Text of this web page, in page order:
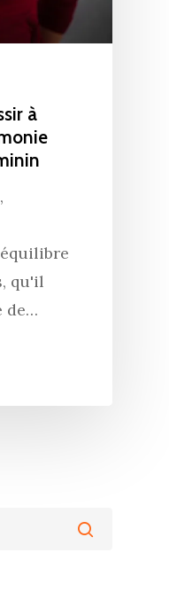
à
qu'il
de…